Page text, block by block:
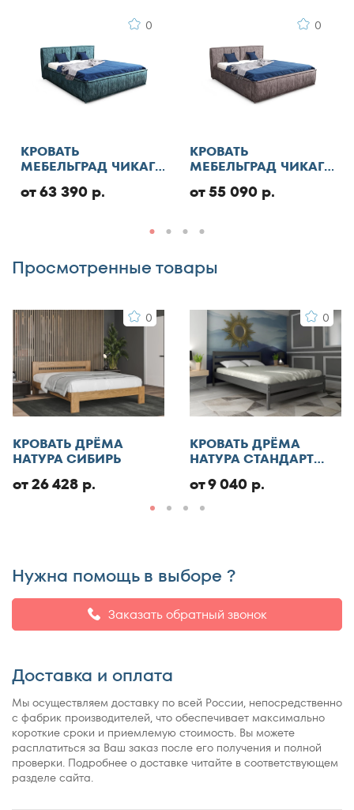
Я согласен справилами публикации
пользовательского контента
и даю согласие на
обработку персональных данных
Отменить
Добавить отзыв
0
КРОВАТЬ
МЕБЕЛЬГРАД ЧИКАГО
от 63 390 р.
0
КРОВАТЬ
МЕБЕЛЬГРАД ЧИКАГО
от 55 090 р.
Просмотренные товары
0
КРОВАТЬ ДРЁМА
НАТУРА СИБИРЬ
от 26 428 р.
0
КРОВАТЬ ДРЁМА
НАТУРА СТАНДАРТ
от 9 040 р.
Нужна помощь в выборе ?
Заказать обратный звонок
Доставка и оплата
Мы осуществляем доставку по всей России, непосредственно
с фабрик производителей, что обеспечивает максимально
короткие сроки и приемлемую стоимость. Вы можете
расплатиться за Ваш заказ после его получения и полной
проверки. Подробнее о доставке читайте в соответствующем
разделе сайта.